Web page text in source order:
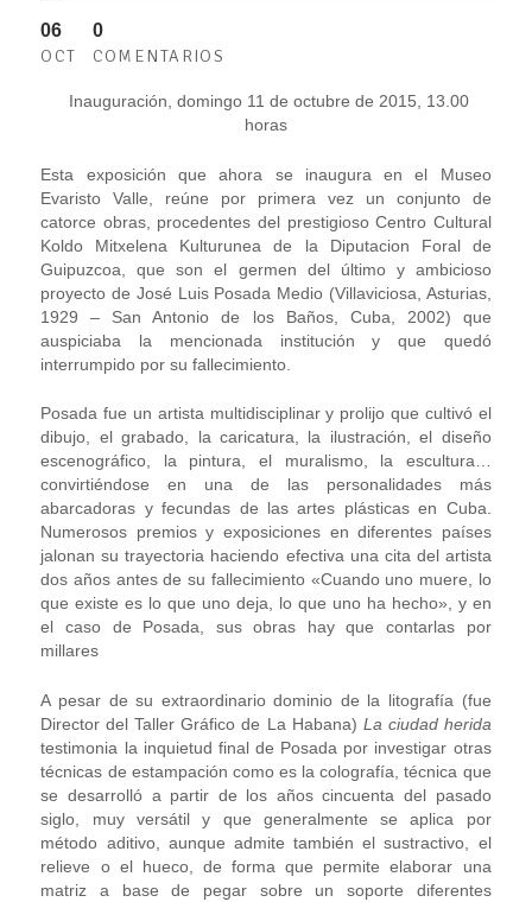
06
OCT
0
COMENTARIOS
Inauguración, domingo 11 de octubre de 2015, 13.00
horas
Esta exposición que ahora se inaugura en el Museo
Evaristo Valle, reúne por primera vez un conjunto de
catorce obras, procedentes del prestigioso Centro Cultural
Koldo Mitxelena Kulturunea de la Diputacion Foral de
Guipuzcoa, que son el germen del último y ambicioso
proyecto de José Luis Posada Medio (Villaviciosa, Asturias,
1929 – San Antonio de los Baños, Cuba, 2002) que
auspiciaba la mencionada institución y que quedó
interrumpido por su fallecimiento.
Posada fue un artista multidisciplinar y prolijo que cultivó el
dibujo, el grabado, la caricatura, la ilustración, el diseño
escenográfico, la pintura, el muralismo, la escultura…
convirtiéndose en una de las personalidades más
abarcadoras y fecundas de las artes plásticas en Cuba.
Numerosos premios y exposiciones en diferentes países
jalonan su trayectoria haciendo efectiva una cita del artista
dos años antes de su fallecimiento «Cuando uno muere, lo
que existe es lo que uno deja, lo que uno ha hecho», y en
el caso de Posada, sus obras hay que contarlas por
millares
A pesar de su extraordinario dominio de la litografía (fue
Director del Taller Gráfico de La Habana) La ciudad herida
testimonia la inquietud final de Posada por investigar otras
técnicas de estampación como es la colografía, técnica que
se desarrolló a partir de los años cincuenta del pasado
siglo, muy versátil y que generalmente se aplica por
método aditivo, aunque admite también el sustractivo, el
relieve o el hueco, de forma que permite elaborar una
matriz a base de pegar sobre un soporte diferentes